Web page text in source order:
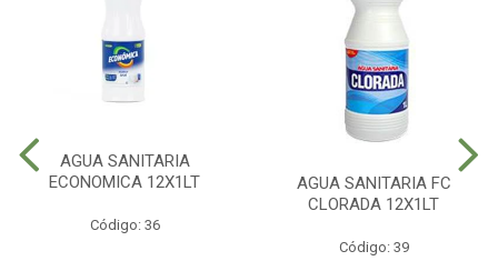
AGUA SANITARIA
ECONOMICA 12X1LT
Código: 36
AGUA SANITARIA FC
CLORADA 12X1LT
Código: 39